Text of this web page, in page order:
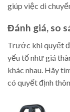
giúp việc di
Đánh giá, so
Trước khi quyết
yếu tố như giá
khác nhau. Hãy
có quyết định